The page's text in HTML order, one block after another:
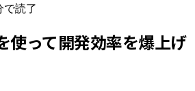
で読了
使って開発効率を爆上げ